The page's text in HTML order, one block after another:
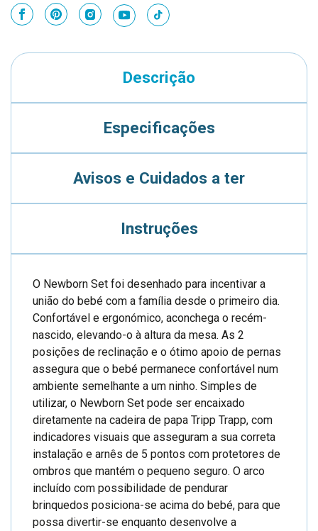
Descrição
Especificações
Avisos e Cuidados a ter
Instruções
O Newborn Set foi desenhado para incentivar a
união do bebé com a família desde o primeiro dia.
Confortável e ergonómico, aconchega o recém-
nascido, elevando-o à altura da mesa. As 2
posições de reclinação e o ótimo apoio de pernas
assegura que o bebé permanece confortável num
ambiente semelhante a um ninho. Simples de
utilizar, o Newborn Set pode ser encaixado
diretamente na cadeira de papa Tripp Trapp, com
indicadores visuais que asseguram a sua correta
instalação e arnês de 5 pontos com protetores de
ombros que mantém o pequeno seguro. O arco
incluído com possibilidade de pendurar
brinquedos posiciona-se acima do bebé, para que
possa divertir-se enquanto desenvolve a